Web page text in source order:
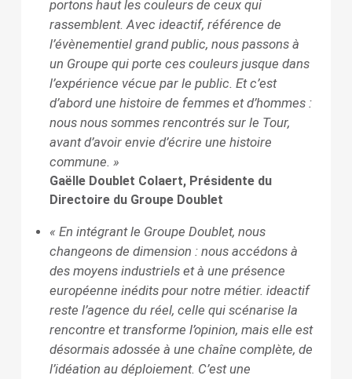
portons haut les couleurs de ceux qui
rassemblent. Avec ideactif, référence de
l’évènementiel grand public, nous passons à
un Groupe qui porte ces couleurs jusque dans
l’expérience vécue par le public. Et c’est
d’abord une histoire de femmes et d’hommes :
nous nous sommes rencontrés sur le Tour,
avant d’avoir envie d’écrire une histoire
commune. »
Gaëlle Doublet Colaert, Présidente du
Directoire du Groupe Doublet
« En intégrant le Groupe Doublet, nous
changeons de dimension : nous accédons à
des moyens industriels et à une présence
européenne inédits pour notre métier. ideactif
reste l’agence du réel, celle qui scénarise la
rencontre et transforme l’opinion, mais elle est
désormais adossée à une chaîne complète, de
l’idéation au déploiement. C’est une